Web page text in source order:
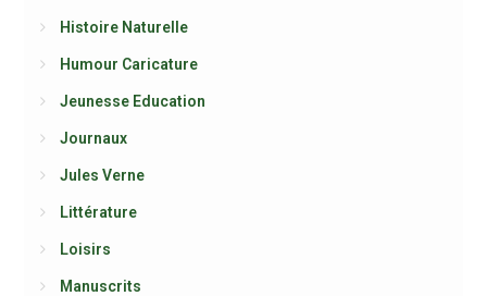
Histoire Naturelle
Humour Caricature
Jeunesse Education
Journaux
Jules Verne
Littérature
Loisirs
Manuscrits